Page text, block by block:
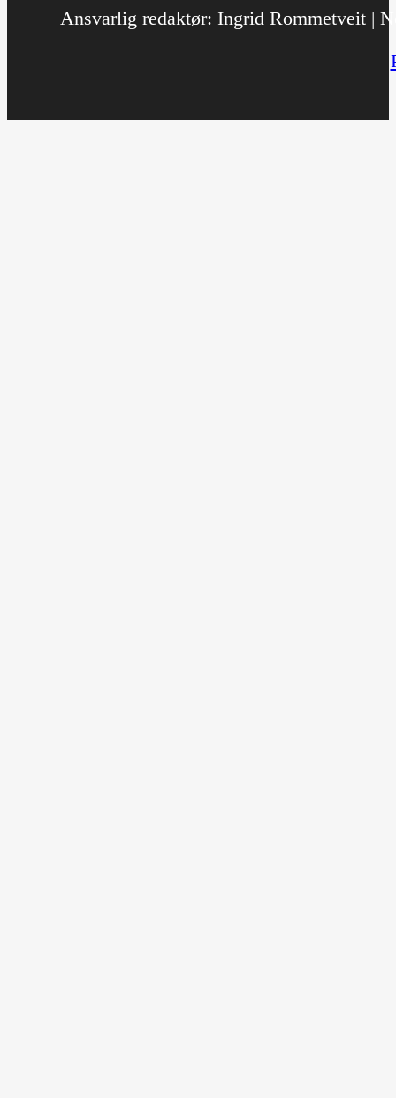
Ansvarlig redaktør: Ingrid Rommetveit |